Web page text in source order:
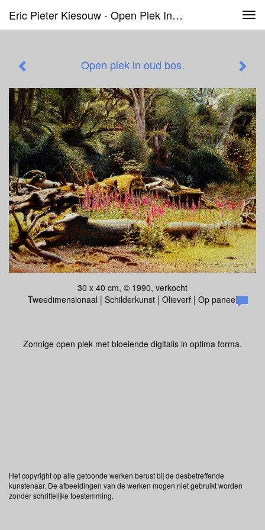
Eric Pieter Kiesouw - Open Plek In Oud Bos.
Open plek in oud bos.
30 x 40 cm, © 1990, verkocht
Tweedimensionaal | Schilderkunst | Olieverf | Op paneel
Zonnige open plek met bloeiende digitalis in optima forma.
Het copyright op alle getoonde werken berust bij de desbetreffende
kunstenaar. De afbeeldingen van de werken mogen niet gebruikt worden
zonder schriftelijke toestemming.